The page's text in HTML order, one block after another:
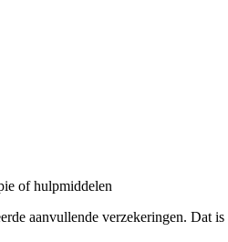
of hulpmiddelen
aanvullende verzekeringen. Dat